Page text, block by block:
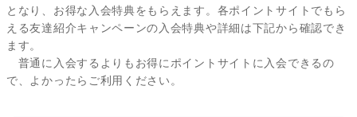
となり、お得な入会特典をもらえます。各ポイントサイトでもら
える友達紹介キャンペーンの入会特典や詳細は下記から確認でき
ます。
普通に入会するよりもお得にポイントサイトに入会できるの
で、よかったらご利用ください。